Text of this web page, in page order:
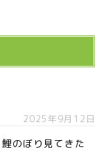
2025年9月12日
のぼり見てきた